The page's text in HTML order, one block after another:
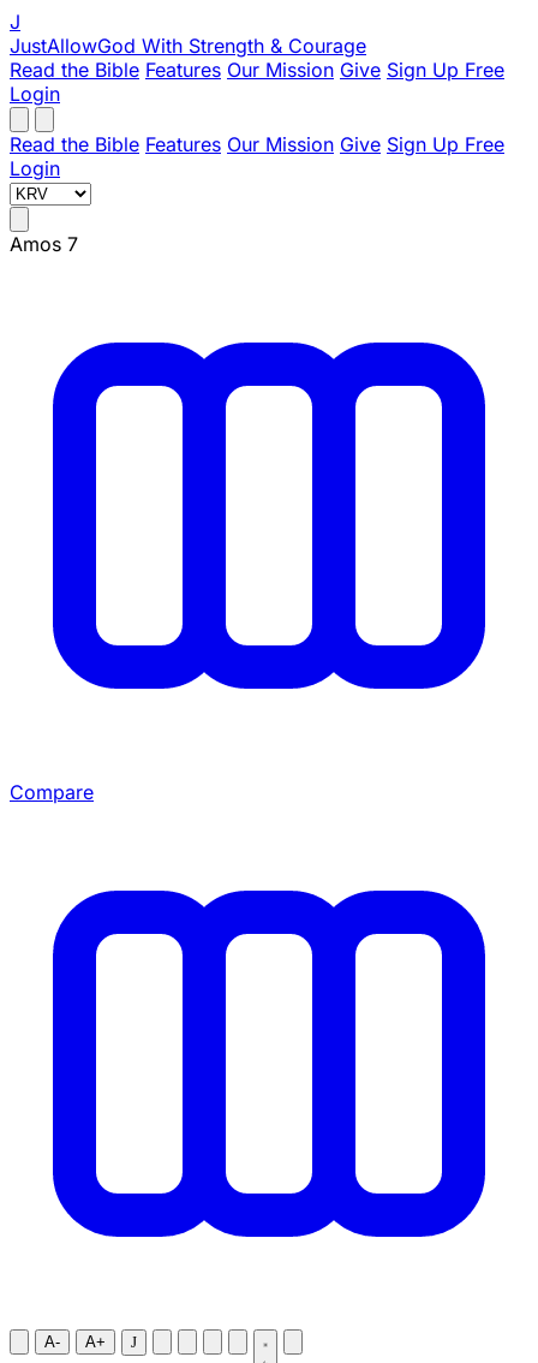
J
JustAllowGod With Strength & Courage
Read the Bible Features Our Mission Give Sign Up Free
Login
Read the Bible Features Our Mission Give Sign Up Free
Login
Amos 7
Compare
A- A+ J